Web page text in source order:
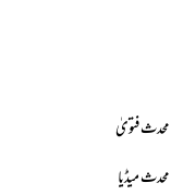
محدث فتویٰ
محدث میڈیا